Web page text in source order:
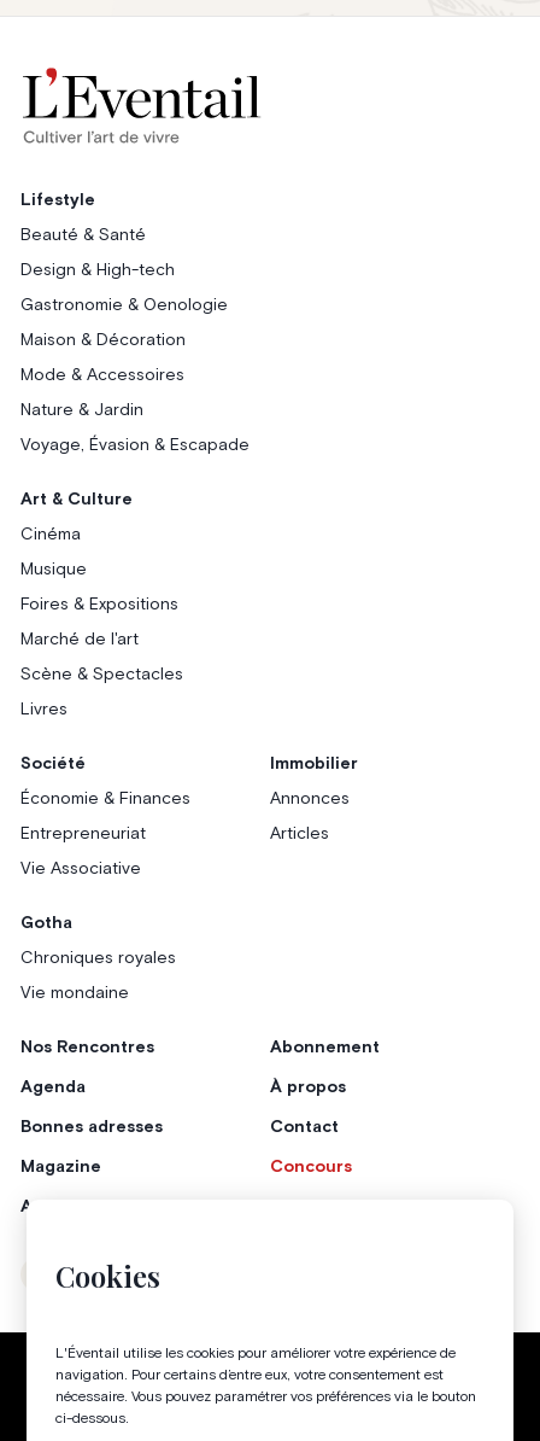
Cookies
L'Éventail utilise les cookies pour améliorer votre expérience de
navigation. Pour certains d’entre eux, votre consentement est
nécessaire. Vous pouvez paramétrer vos préférences via le bouton
ci-dessous.
Lifestyle
Beauté & Santé
Design & High-tech
Gastronomie & Oenologie
Maison & Décoration
Mode & Accessoires
Nature & Jardin
Voyage, Évasion & Escapade
Art & Culture
Cinéma
Musique
Foires & Expositions
Marché de l'art
Scène & Spectacles
Livres
Société
Économie & Finances
Entrepreneuriat
Vie Associative
Immobilier
Annonces
Articles
Gotha
Chroniques royales
Vie mondaine
Nos Rencontres
Agenda
Bonnes adresses
Magazine
Annonceurs
Abonnement
À propos
Contact
Concours
Instagram
Politique de confidentialité Conditions générales
Gestion des cookies